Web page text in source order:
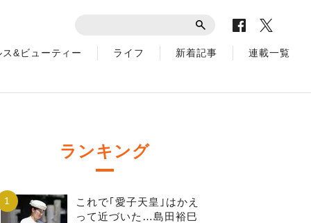
ス&ビューティー ライフ 新着記事 連載一覧
ランキング
1
これで｢愛子天皇｣はかえ
って近づいた…島田裕巳